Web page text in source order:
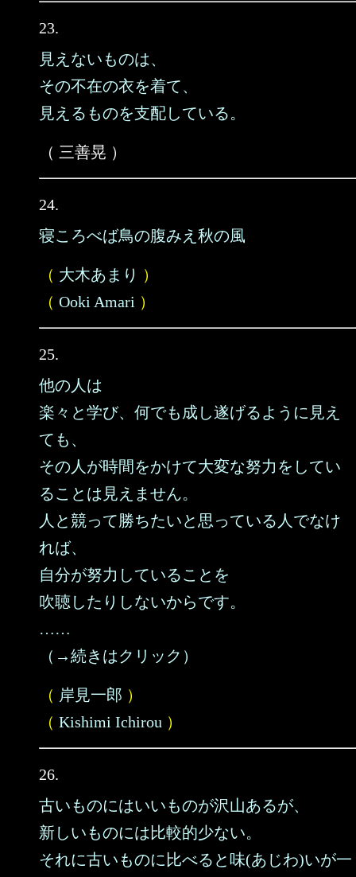
23.
見えないものは、
その不在の衣を着て、
見えるものを支配している。
（ 三善晃 ）
24.
寝ころべば鳥の腹みえ秋の風
（ 大木あまり ）
（ Ooki Amari ）
25.
他の人は
楽々と学び、何でも成し遂げるように見え
ても、
その人が時間をかけて大変な努力をしてい
ることは見えません。
人と競って勝ちたいと思っている人でなけ
れば、
自分が努力していることを
吹聴したりしないからです。
……
（→続きはクリック）
（ 岸見一郎 ）
（ Kishimi Ichirou ）
26.
古いものにはいいものが沢山あるが、
新しいものには比較的少ない。
それに古いものに比べると味(あじわ)いが一